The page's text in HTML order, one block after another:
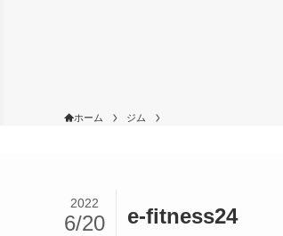
ホーム ジム
e‐fitness24
2022
6/20